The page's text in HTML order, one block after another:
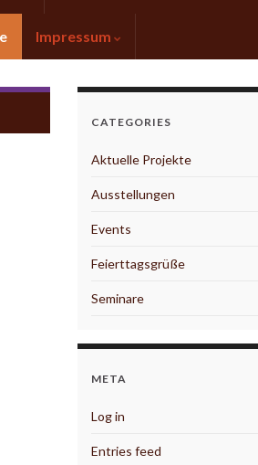
Impressum
CATEGORIES
Aktuelle Projekte
Ausstellungen
Events
Feierttagsgrüße
Seminare
META
Log in
Entries feed